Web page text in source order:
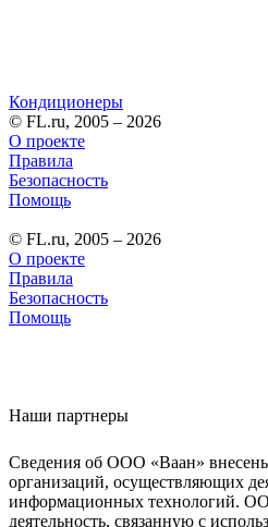
Кондиционеры
© FL.ru, 2005 – 2026
О проекте
Правила
Безопасность
Помощь
© FL.ru, 2005 – 2026
О проекте
Правила
Безопасность
Помощь
Наши партнеры
Сведения об ООО «Ваан»
организаций, осуществляющих
информационных технологий.
деятельность, связанную с